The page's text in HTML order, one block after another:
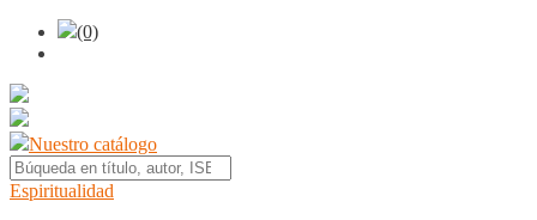
(0)
Nuestro catálogo
Espiritualidad